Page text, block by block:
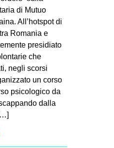
di Mutuo
All’hotspot di
Romania e
presidiato
che
negli scorsi
un corso
psicologico da
dalla